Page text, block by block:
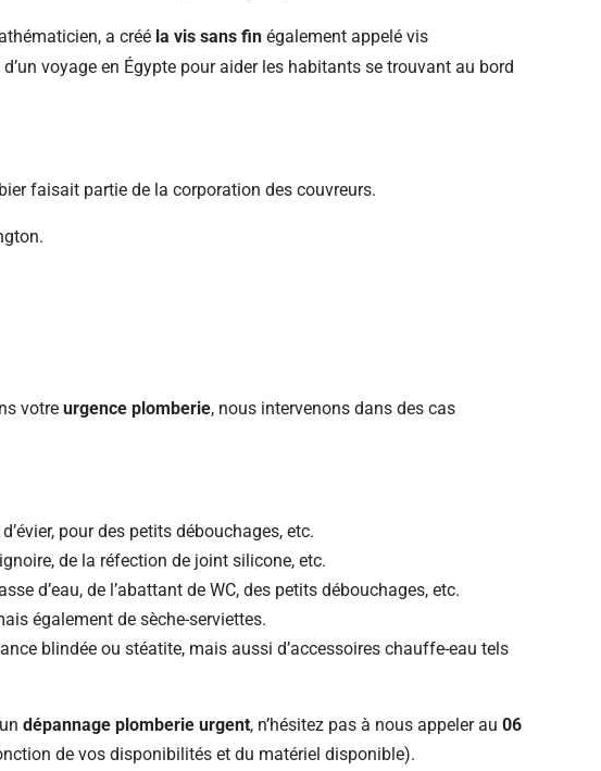
a créé la vis sans fin également appelé vis
voyage en Égypte pour aider les habitants se trouvant au bord
faisait partie de la corporation des couvreurs.
votre urgence plomberie, nous intervenons dans des cas
pour des petits débouchages, etc.
de la réfection de joint silicone, etc.
d’eau, de l’abattant de WC, des petits débouchages, etc.
également de sèche-serviettes.
blindée ou stéatite, mais aussi d’accessoires chauffe-eau tels
dépannage plomberie urgent, n’hésitez pas à nous appeler au 06
de vos disponibilités et du matériel disponible).